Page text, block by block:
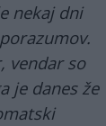
nekaj dni
vendar so
je danes že